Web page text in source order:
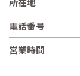
電話番号
営業時間